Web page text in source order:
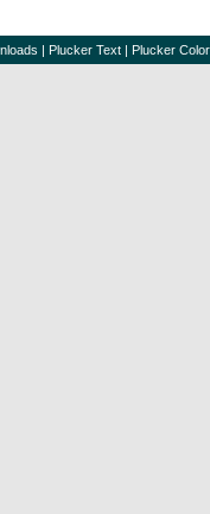
| Plucker Text | Plucker Color